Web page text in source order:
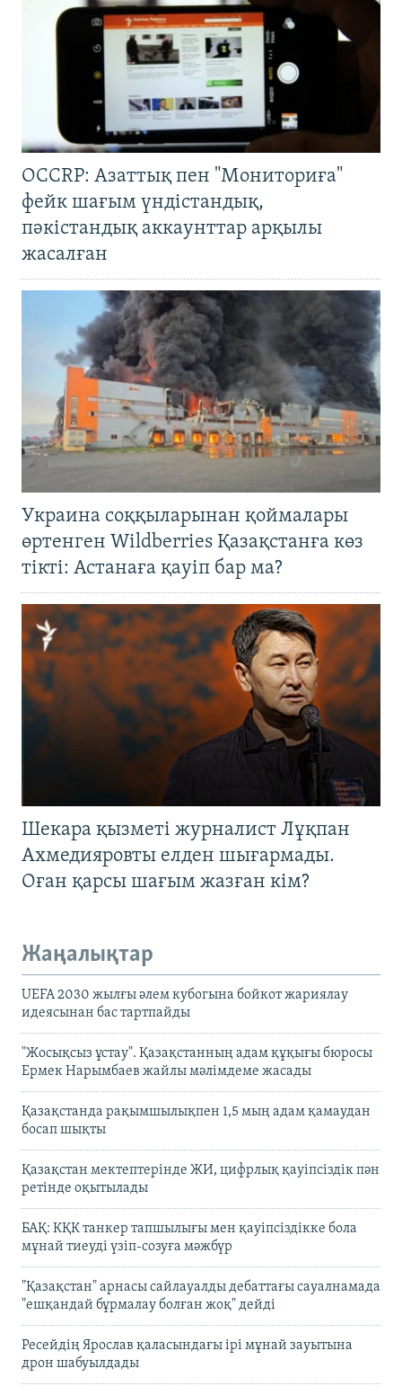
OCCRP: Азаттық пен "Мониториға"
фейк шағым үндістандық,
пәкістандық аккаунттар арқылы
жасалған
Украина соққыларынан қоймалары
өртенген Wildberries Қазақстанға көз
тікті: Астанаға қауіп бар ма?
Шекара қызметі журналист Лұқпан
Ахмедияровты елден шығармады.
Оған қарсы шағым жазған кім?
Жаңалықтар
UEFA 2030 жылғы әлем кубогына бойкот жариялау
идеясынан бас тартпайды
"Жосықсыз ұстау". Қазақстанның адам құқығы бюросы
Ермек Нарымбаев жайлы мәлімдеме жасады
Қазақстанда рақымшылықпен 1,5 мың адам қамаудан
босап шықты
Қазақстан мектептерінде ЖИ, цифрлық қауіпсіздік пән
ретінде оқытылады
БАҚ: КҚК танкер тапшылығы мен қауіпсіздікке бола
мұнай тиеуді үзіп-созуға мәжбүр
"Қазақстан" арнасы сайлауалды дебаттағы сауалнамада
"ешқандай бұрмалау болған жоқ" дейді
Ресейдің Ярослав қаласындағы ірі мұнай зауытына
дрон шабуылдады